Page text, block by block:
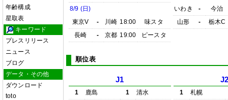
年齢構成
星取表
キーワード
プレスリリース
ニュース
ブログ
データ・その他
ダウンロード
toto
8/9 (日)
東京V
- 川崎 18:00
味スタ
長崎
- 京都 19:00 ピースタ
いわき
-
今治
山形
- 栃木C
順位表
J1
1 鹿島 1
清水
1
札幌